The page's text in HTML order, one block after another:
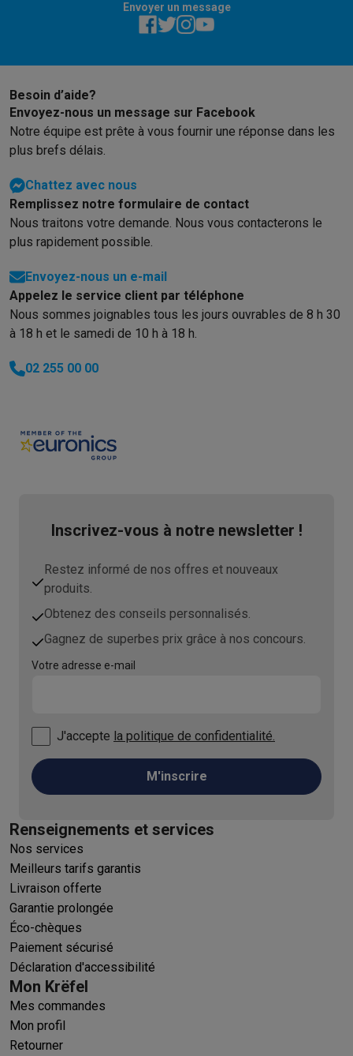
Envoyer un message
Besoin d’aide?
Envoyez-nous un message sur Facebook
Notre équipe est prête à vous fournir une réponse dans les
plus brefs délais.
Chattez avec nous
Remplissez notre formulaire de contact
Nous traitons votre demande. Nous vous contacterons le
plus rapidement possible.
Envoyez-nous un e-mail
Appelez le service client par téléphone
Nous sommes joignables tous les jours ouvrables de 8 h 30
à 18 h et le samedi de 10 h à 18 h.
02 255 00 00
Inscrivez-vous à notre newsletter !
Restez informé de nos offres et nouveaux
produits.
Obtenez des conseils personnalisés.
Gagnez de superbes prix grâce à nos concours.
Votre adresse e-mail
J'accepte la politique de confidentialité.
M'inscrire
Renseignements et services
Nos services
Meilleurs tarifs garantis
Livraison offerte
Garantie prolongée
Éco-chèques
Paiement sécurisé
Déclaration d'accessibilité
Mon Krëfel
Mes commandes
Mon profil
Retourner